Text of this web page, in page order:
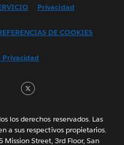
Privacidad
DE COOKIES
Privacidad
Facebook
los derechos reservados. Las
a sus respectivos propietarios.
Mission Street, 3rd Floor, San